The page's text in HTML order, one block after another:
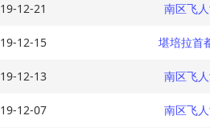
19-12-21 南区飞
19-12-15 堪培拉首
19-12-13 南区飞
19-12-07 南区飞